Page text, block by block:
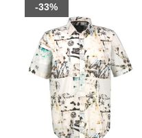
-33%